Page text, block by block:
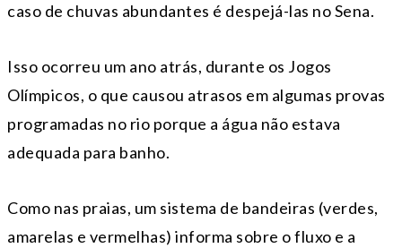
caso de chuvas abundantes é despejá-las no Sena.
Isso ocorreu um ano atrás, durante os Jogos
Olímpicos, o que causou atrasos em algumas provas
programadas no rio porque a água não estava
adequada para banho.
Como nas praias, um sistema de bandeiras (verdes,
amarelas e vermelhas) informa sobre o fluxo e a